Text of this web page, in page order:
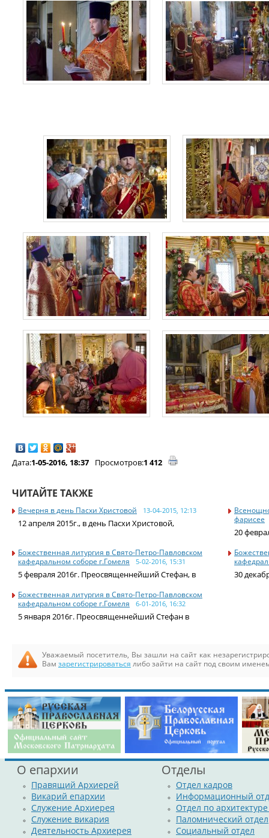
Дата:1-05-2016, 18:37 Просмотров:1 412
ЧИТАЙТЕ ТАКЖЕ
Вечерня в день Пасхи Христовой 13-04-2015, 12:13
12 апреля 2015г., в день Пасхи Христовой,
фарисее
20
Божественная литургия в Свято-Петро-Павловском
кафедральном соборе г.Гомеля
5-02-2016, 15:31
5 февраля 2016г. Преосвященнейший Стефан, в 30
Божественная литургия в Свято-Петро-Павловском
кафедральном соборе г.Гомеля
6-01-2016, 16:32
5 января 2016г. Преосвященнейший Стефан в
Уважаемый посетитель, Вы зашли на сайт как
Вам зарегистрироваться либо зайти на сайт под своим
О епархии
Правящий Архиерей
Викарий епархии
Служение Архиерея
Служение викария
Деятельность Архиерея
Отделы
Отдел кадров
Информационный
Отдел по
Паломнический отдел
Социальный отдел